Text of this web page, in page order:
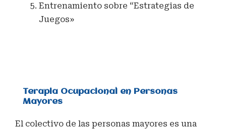
Entrenamiento sobre “Estrategias de
Juegos»
Terapia Ocupacional en Personas
Mayores
El colectivo de las personas mayores es una